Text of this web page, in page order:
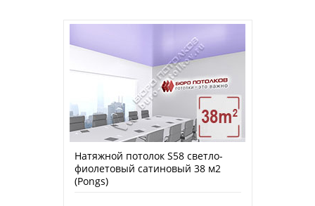
Натяжной потолок S58 светло-
фиолетовый сатиновый 38 м2
(Pongs)